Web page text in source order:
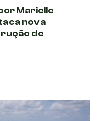
Marielle
nova
de